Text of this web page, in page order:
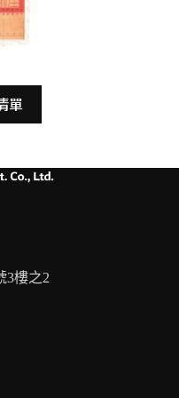
單
3樓之2